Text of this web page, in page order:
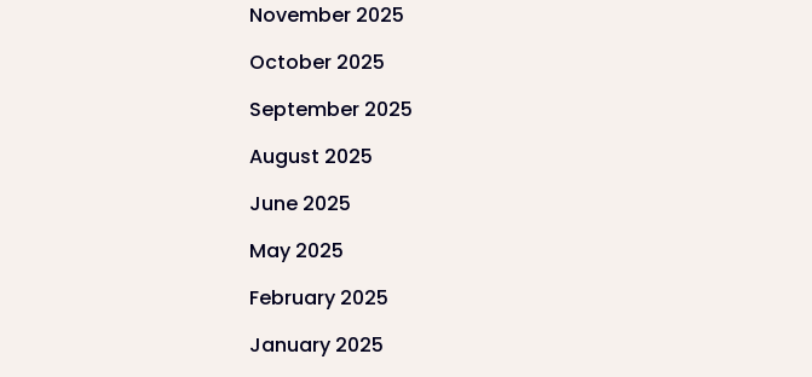
November 2025
October 2025
September 2025
August 2025
June 2025
May 2025
February 2025
January 2025